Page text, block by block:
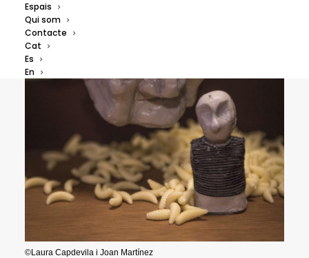
Espais
Qui som
Contacte
Cat
Es
En
©Laura Capdevila i Joan Martínez